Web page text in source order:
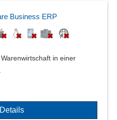
Business ERP
Warenwirtschaft in einer
Details